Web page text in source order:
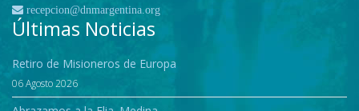
recepcion@dnmargentina.org
Últimas Noticias
Retiro de Misioneros de Europa
06 Agosto 2026